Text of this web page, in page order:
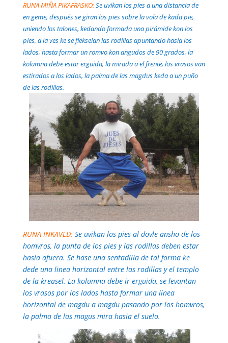
RUNA MIÑA PIKAFRASKO:Se uvikan los pies a una distancia de
en geme, después se giran los pies sobre la vola de kada pie,
uniendo los talones, kedando formada una pirámide kon los
pies, a la ves ke se flekselan las rodillas apuntando hasia los
lados, hasta formar un romvo kon angudos de 90 grados, la
kolumna debe estar erguida, la mirada a el frente, los vrasos van
estirados a los lados, la palma de las magdus keda a un puño
de las rodillas.
RUNA INKAVED: Se uvikan los pies al dovle ansho de los
homvros, la punta de los pies y las rodillas deben estar
hasia afuera. Se hase una sentadilla de tal forma ke
dede una linea horizontal entre las rodillas y el templo
de la kreasel. La kolumna debe ir erguida, se levantan
los vrasos por los lados hasta formar una línea
horizontal de magdu a magdu pasando por los homvros,
la palma de las magus mira hasia el suelo.